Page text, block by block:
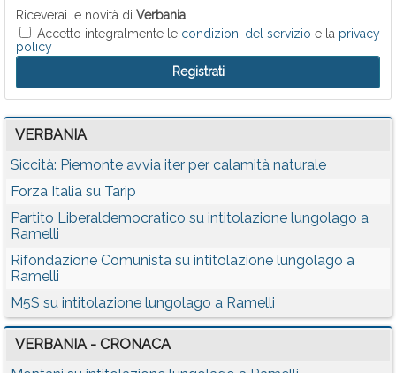
Riceverai le novità di Verbania
Accetto integralmente le condizioni del servizio e la privacy
policy
VERBANIA
Siccità: Piemonte avvia iter per calamità naturale
Forza Italia su Tarip
Partito Liberaldemocratico su intitolazione lungolago a
Ramelli
Rifondazione Comunista su intitolazione lungolago a
Ramelli
M5S su intitolazione lungolago a Ramelli
VERBANIA - CRONACA